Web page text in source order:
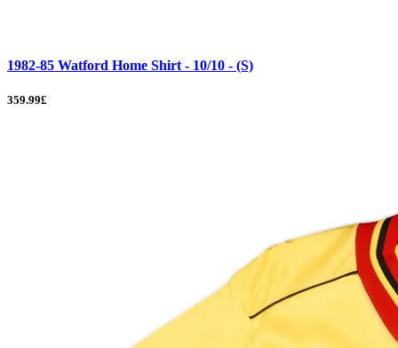
1982-85 Watford Home Shirt - 10/10 - (S)
359.99£